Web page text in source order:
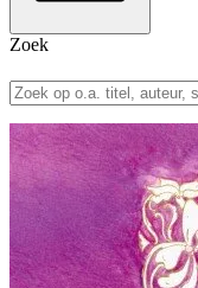
Zoek